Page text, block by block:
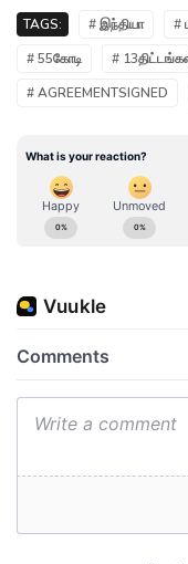
TAGS: # இந்தியா #
# 55கோடி
#
# AGREEMENTSIGNED